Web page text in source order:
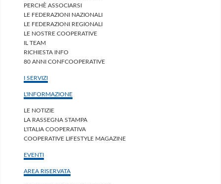
PERCHÈ ASSOCIARSI
LE FEDERAZIONI NAZIONALI
LE FEDERAZIONI REGIONALI
LE NOSTRE COOPERATIVE
IL TEAM
RICHIESTA INFO
80 ANNI CONFCOOPERATIVE
I SERVIZI
L'INFORMAZIONE
LE NOTIZIE
LA RASSEGNA STAMPA
L'ITALIA COOPERATIVA
COOPERATIVE LIFESTYLE MAGAZINE
EVENTI
AREA RISERVATA